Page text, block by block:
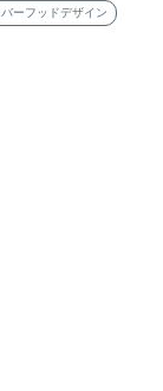
ーフッドデザイン